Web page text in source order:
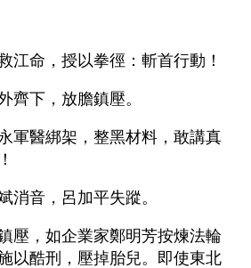
江命，授以拳徑：斬首行動！
齊下，放膽鎮壓。
軍醫綁架，整黑材料，敢講真
消音，呂加平失蹤。
壓，如企業家鄭明芳按煉法輪
以酷刑，壓掉胎兒。即使東北